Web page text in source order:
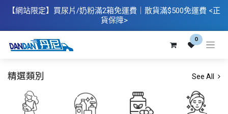
【網站限定】 買尿片/奶粉滿2箱免運費｜散​貨滿$500免運費 <正
貨保障>
0
精選類別 See All